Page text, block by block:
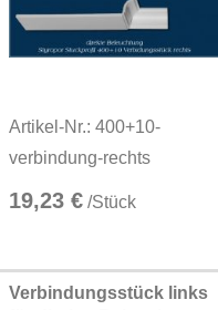
Artikel-Nr.: 400+10-
verbindung-rechts
19,23 € /Stück
Verbindungsstück links